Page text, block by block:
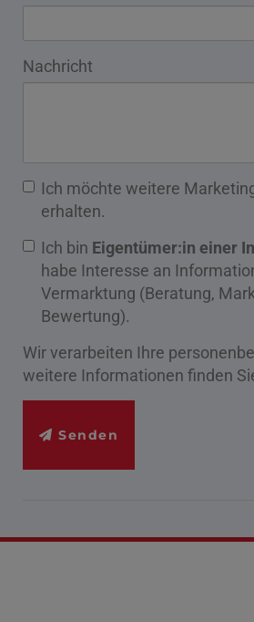
Nachricht
Ich möchte weitere
erhalten.
Ich bin Eigentümer:in einer
habe Interesse an
Vermarktung (Beratung,
Bewertung).
Wir verarbeiten Ihre
weitere Informationen finden
Senden